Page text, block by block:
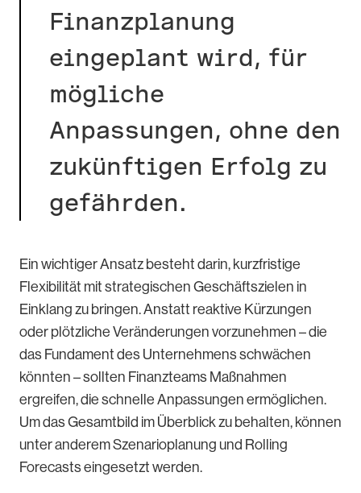
Finanzplanung
eingeplant wird, für
mögliche
Anpassungen, ohne den
zukünftigen Erfolg zu
gefährden.
Ein wichtiger Ansatz besteht darin, kurzfristige
Flexibilität mit strategischen Geschäftszielen in
Einklang zu bringen. Anstatt reaktive Kürzungen
oder plötzliche Veränderungen vorzunehmen – die
das Fundament des Unternehmens schwächen
könnten – sollten Finanzteams Maßnahmen
ergreifen, die schnelle Anpassungen ermöglichen.
Um das Gesamtbild im Überblick zu behalten, können
unter anderem Szenarioplanung und Rolling
Forecasts eingesetzt werden.